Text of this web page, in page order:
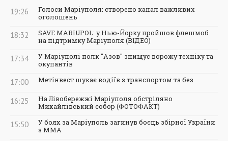
19:26
Голоси Маріуполя: створено канал важливих
оголошень
18:32
SAVE MARIUPOL: у Нью-Йорку пройшов флешмоб
на підтримку Маріуполя (ВІДЕО)
17:34
У Маріуполі полк "Азов" знищує ворожу техніку та
окупантів
17:00 Метінвест шукає водіїв з транспортом та без
16:25
На Лівобережжі Маріуполя обстріляно
Михайлівський собор (ФОТОФАКТ)
15:50
У боях за Маріуполь загинув боєць збірної України
з ММА